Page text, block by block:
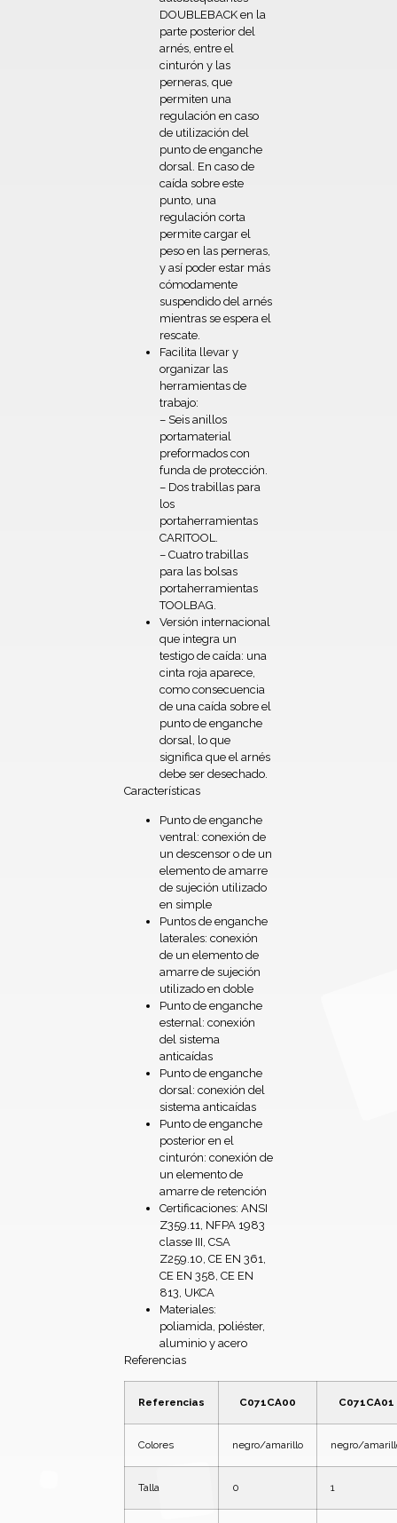
DOUBLEBACK en la
parte posterior del
arnés, entre el
cinturón y las
perneras, que
permiten una
regulación en caso
de utilización del
punto de enganche
dorsal. En caso de
caída sobre este
punto, una
regulación corta
permite cargar el
peso en las perneras,
y así poder estar más
cómodamente
suspendido del arnés
mientras se espera el
rescate.
Facilita llevar y
organizar las
herramientas de
trabajo:
– Seis anillos
portamaterial
preformados con
funda de protección.
– Dos trabillas para
los
portaherramientas
CARITOOL.
– Cuatro trabillas
para las bolsas
portaherramientas
TOOLBAG.
Versión internacional
que integra un
testigo de caída: una
cinta roja aparece,
como consecuencia
de una caída sobre el
punto de enganche
dorsal, lo que
significa que el arnés
debe ser desechado.
Características
Punto de enganche
ventral: conexión de
un descensor o de un
elemento de amarre
de sujeción utilizado
en simple
Puntos de enganche
laterales: conexión
de un elemento de
amarre de sujeción
utilizado en doble
Punto de enganche
esternal: conexión
del sistema
anticaídas
Punto de enganche
dorsal: conexión del
sistema anticaídas
Punto de enganche
posterior en el
cinturón: conexión de
un elemento de
amarre de retención
Certificaciones: ANSI
Z359.11, NFPA 1983
classe III, CSA
Z259.10, CE EN 361,
CE EN 358, CE EN
813, UKCA
Materiales:
poliamida, poliéster,
aluminio y acero
Referencias
Referencias C071CA00 C071CA01
Colores negro/amarillo negro/
Talla 0 1